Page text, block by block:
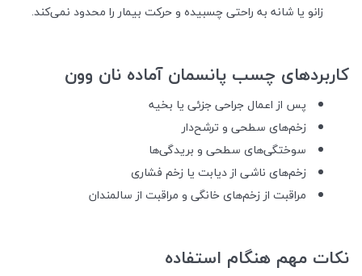
زانو یا شانه به راحتی چسبیده و حرکت بیمار را محدود نمی‌کند.
کاربردهای چسب پانسمان آماده نان وون
پس از اعمال جراحی جزئی یا بخیه
زخم‌های سطحی و ترشح‌دار
سوختگی‌های سطحی و بریدگی‌ها
زخم‌های ناشی از دیابت یا زخم فشاری
مراقبت از زخم‌های خانگی و مراقبت از سالمندان
نکات مهم هنگام استفاده